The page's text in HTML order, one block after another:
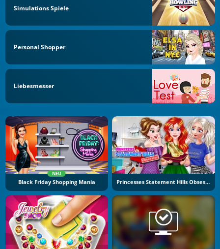
Simulations Spiele
Personal Shopper
Liebesmesser
NEU
Black Friday Shopping Mania Princesses Statement Hills Obsession